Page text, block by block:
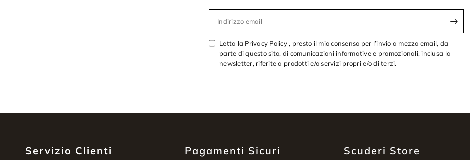
Indirizzo email
Letta la Privacy Policy , presto il mio consenso per l’invio a mezzo email, da
parte di questo sito, di comunicazioni informative e promozionali, inclusa la
newsletter, riferite a prodotti e/o servizi propri e/o di terzi.
Servizio Clienti Pagamenti Sicuri Scuderi Store